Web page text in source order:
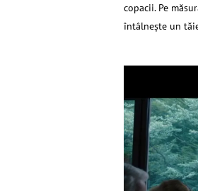
copacii. Pe
întâlneşte un